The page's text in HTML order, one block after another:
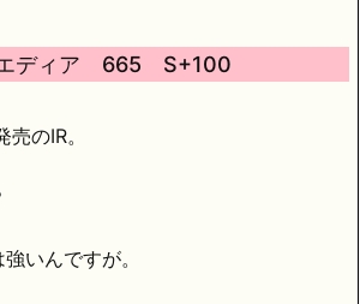
ィア 665 S+100
のIR。
いんですが。